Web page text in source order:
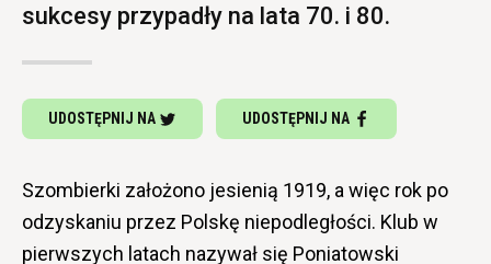
sukcesy przypadły na lata 70. i 80.
UDOSTĘPNIJ NA UDOSTĘPNIJ NA
Szombierki założono jesienią 1919, a więc rok po
odzyskaniu przez Polskę niepodległości. Klub w
pierwszych latach nazywał się Poniatowski